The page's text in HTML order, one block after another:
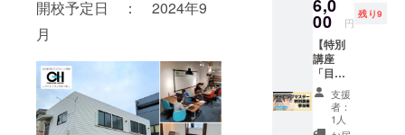
開校予定日 ： 2024年9
月
をお送
りしま
す。
※CAMP
FIREの
メッ
セージ
機能を
利用し
ギュア
化する
ことも
できま
す！ 是
非この
機会
に、３D
スキャ
グラミ
ング言
語を使
用して
ゲーム
開発を
体験い
ただけ
6,0
00 円
残り9
【特別
講座
「目指
せ！タ
イピン
グマス
ター」
支援
者：
1人